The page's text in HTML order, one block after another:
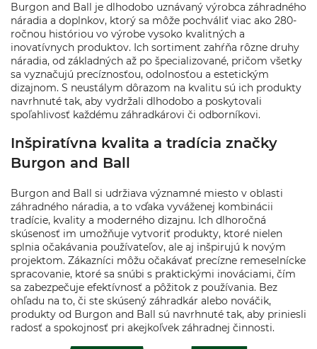
Burgon and Ball je dlhodobo uznávaný výrobca záhradného
náradia a doplnkov, ktorý sa môže pochváliť viac ako 280-
ročnou históriou vo výrobe vysoko kvalitných a
inovatívnych produktov. Ich sortiment zahŕňa rôzne druhy
náradia, od základných až po špecializované, pričom všetky
sa vyznačujú precíznosťou, odolnosťou a estetickým
dizajnom. S neustálym dôrazom na kvalitu sú ich produkty
navrhnuté tak, aby vydržali dlhodobo a poskytovali
spoľahlivosť každému záhradkárovi či odborníkovi.
Inšpiratívna kvalita a tradícia značky
Burgon and Ball
Burgon and Ball si udržiava významné miesto v oblasti
záhradného náradia, a to vďaka vyváženej kombinácii
tradície, kvality a moderného dizajnu. Ich dlhoročná
skúsenosť im umožňuje vytvoriť produkty, ktoré nielen
splnia očakávania používateľov, ale aj inšpirujú k novým
projektom. Zákazníci môžu očakávať precízne remeselnícke
spracovanie, ktoré sa snúbi s praktickými inováciami, čím
sa zabezpečuje efektívnosť a pôžitok z používania. Bez
ohľadu na to, či ste skúsený záhradkár alebo nováčik,
produkty od Burgon and Ball sú navrhnuté tak, aby priniesli
radosť a spokojnosť pri akejkoľvek záhradnej činnosti.